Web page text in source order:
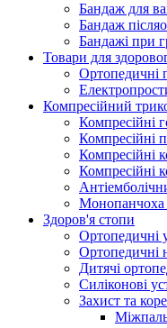
Бандаж для
Бандаж
Бандажі при
Товари для
Ортопедичні
Компресійний
Компресійні
Компресійні
Компресійні
Компресійні
Монопанчоха
Здоров'я стопи
Ортопедичні
Ортопедичні
Дитячі
Силіконові
Захист та